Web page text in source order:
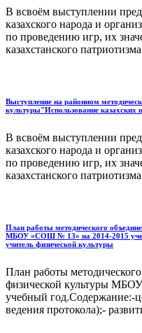
В всвоём выступлении
казахского народа и
по проведению игр, их
казахстанского
Выступление на районном
культуры"Использование
В всвоём выступлении
казахского народа и
по проведению игр, их
казахстанского
План работы методического
МБОУ «СОШ № 13» на 2014-2015
учитель физической культуры
План работы
физической культуры
учебный год.Содержание:-
ведения протокола);-